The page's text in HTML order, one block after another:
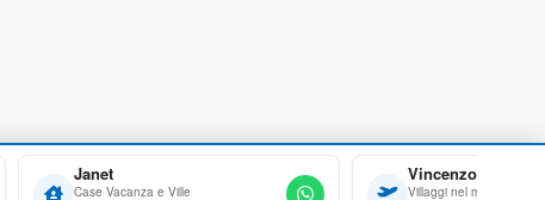
Janet
Case Vacanza e Ville
Vincenzo
Villaggi nel mondo